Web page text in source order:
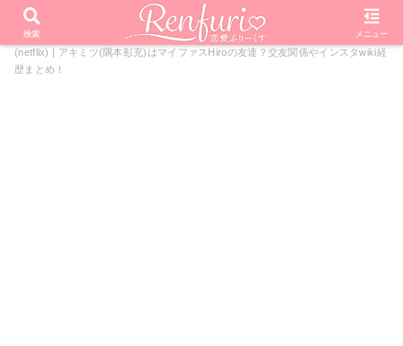
PR
ホーム 恋愛リアリティーショー 未来日記
未来日記
(netflix) | アキミツ(隅本彰充)はマイファスHiroの友達？交友関係やインスタwiki経
歴まとめ！
検索 メニュー